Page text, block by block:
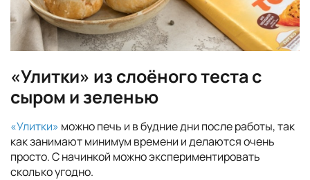
«Улитки» из слоёного теста с
сыром и зеленью
«Улитки» можно печь и в будние дни после работы, так
как занимают минимум времени и делаются очень
просто. С начинкой можно экспериментировать
сколько угодно.